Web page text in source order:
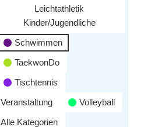
Leichtathletik
Kinder/Jugendliche
Schwimmen
TaekwonDo
Tischtennis
Veranstaltung
Volleyball
Alle Kategorien